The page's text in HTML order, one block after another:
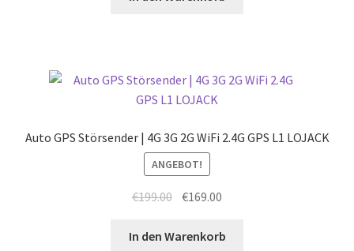
Auto GPS Störsender | 4G 3G 2G WiFi 2.4G GPS L1 LOJACK
ANGEBOT!
€199.00 Ursprünglicher
war:
€169.00
ist:
In den Warenkorb